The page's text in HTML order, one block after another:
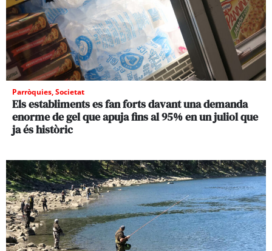
Parròquies,Societat
Els establiments es fan forts davant una demanda
enorme de gel que apuja fins al 95% en un juliol que
ja és històric